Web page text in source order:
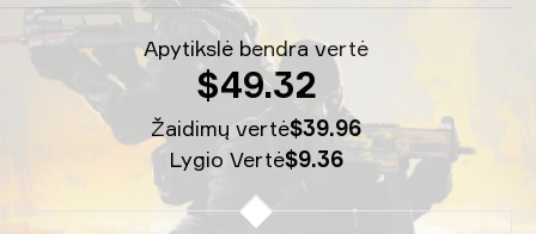
Apytikslė bendra vertė
$49.32
Žaidimų vertė$39.96
Lygio Vertė$9.36